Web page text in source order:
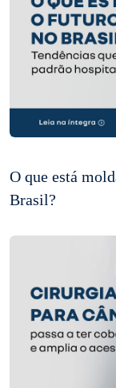
O que está
Brasil?